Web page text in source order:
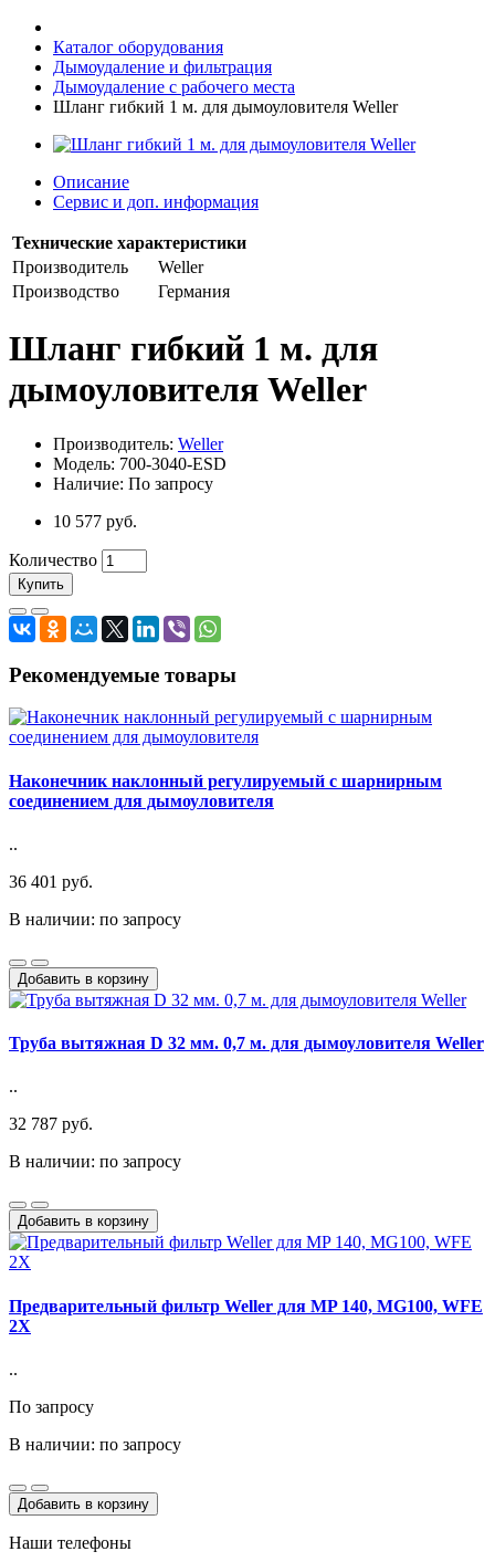
Каталог оборудования
Дымоудаление и фильтрация
Дымоудаление с рабочего места
Шланг гибкий 1 м. для дымоуловителя Weller
Описание
Сервис и доп. информация
Технические характеристики
Производитель
Weller
Производство
Германия
Шланг гибкий 1 м. для
дымоуловителя Weller
Производитель: Weller
Модель: 700-3040-ESD
Наличие: По запросу
10 577 руб.
Количество
Купить
Рекомендуемые товары
Наконечник наклонный регулируемый с шарнирным
соединением для дымоуловителя
..
36 401 руб.
В наличии: по запросу
Добавить в корзину
Труба вытяжная D 32 мм. 0,7 м. для дымоуловителя Weller
..
32 787 руб.
В наличии: по запросу
Добавить в корзину
Предварительный фильтр Weller для MP 140, MG100, WFE
2X
..
По запросу
В наличии: по запросу
Добавить в корзину
Наши телефоны